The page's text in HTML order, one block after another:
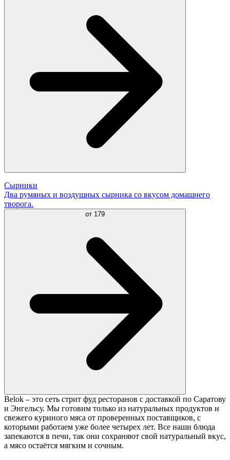
Сырники
Два румяных и воздушных сырника со вкусом домашнего
творога.
от 179
Belok – это сеть стрит фуд ресторанов с доставкой по Саратову
и Энгельсу. Мы готовим только из натуральных продуктов и
свежего куриного мяса от проверенных поставщиков, с
которыми работаем уже более четырех лет. Все наши блюда
запекаются в печи, так они сохраняют свой натуральный вкус,
а мясо остаётся мягким и сочным.